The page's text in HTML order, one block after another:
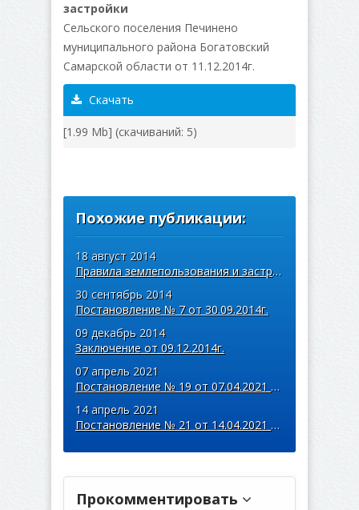
застройки
Сельского поселения Печинено
муниципального района Богатовский
Самарской области от 11.12.2014г.
Скачать
[1.99 Mb] (cкачиваний: 5)
Похожие публикации:
18 август 2014
Правила землепользования и застройки
30 сентябрь 2014
Постановление № 7 от 30.09.2014г.
09 декабрь 2014
Заключение от 09.12.2014г.
07 апрель 2021
Постановление № 19 от 07.04.2021 года
14 апрель 2021
Постановление № 21 от 14.04.2021 года
Прокомментировать